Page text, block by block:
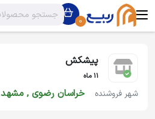
0
پیشکش
11 ماه
شهر فروشنده خراسان رضوی , مشهد